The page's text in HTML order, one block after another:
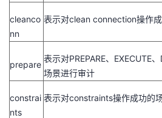
cleanco
nn
表示对clean connection操作
prepare
表示对PREPARE、 EXECUTE、
场景进行审计
constrai
nts
表示对constraints操作成功的